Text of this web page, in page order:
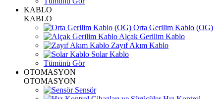
KABLO
KABLO
Orta Gerilim Kablo (OG)
Alçak Gerilim Kablo
Zayıf Akım Kablo
Solar Kablo
Tümünü Gör
OTOMASYON
OTOMASYON
Sensör